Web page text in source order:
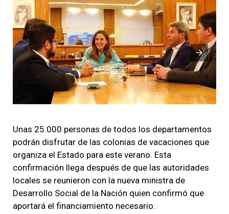
Unas 25.000 personas de todos los departamentos
podrán disfrutar de las colonias de vacaciones que
organiza el Estado para este verano. Esta
confirmación llega después de que las autoridades
locales se reunieron con la nueva ministra de
Desarrollo Social de la Nación quien confirmó que
aportará el financiamiento necesario.